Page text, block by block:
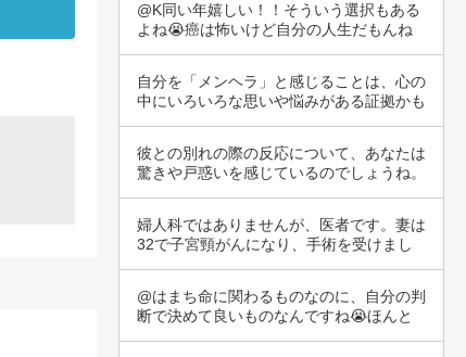
@K同い年嬉しい！！そういう選択もある
よね😭癌は怖いけど自分の人生だもんね
自分を「メンヘラ」と感じることは、心の
中にいろいろな思いや悩みがある証拠かも
彼との別れの際の反応について、あなたは
驚きや戸惑いを感じているのでしょうね。
婦人科ではありませんが、医者です。妻は
32で子宮頸がんになり、手術を受けまし
@はまち命に関わるものなのに、自分の判
断で決めて良いものなんですね😭ほんと